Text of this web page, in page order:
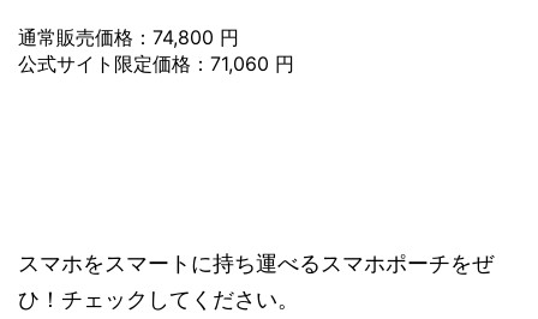
通常販売価格：74,800 円
公式サイト限定価格：71,060 円
スマホをスマートに持ち運べるスマホポーチをぜ
ひ！チェックしてください。